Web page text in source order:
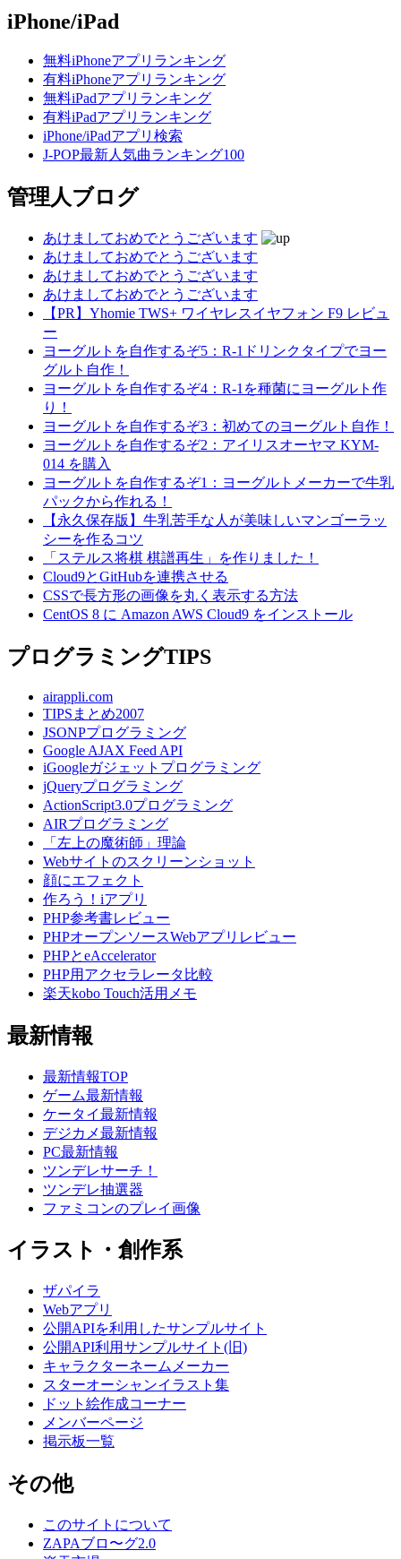
iPhone/iPad
無料iPhoneアプリランキング
有料iPhoneアプリランキング
無料iPadアプリランキング
有料iPadアプリランキング
iPhone/iPadアプリ検索
J-POP最新人気曲ランキング100
管理人ブログ
あけましておめでとうございます
あけましておめでとうございます
あけましておめでとうございます
あけましておめでとうございます
【PR】Yhomie TWS+ ワイヤレスイヤフォン F9 レビュ
ー
ヨーグルトを自作するぞ5：R-1ドリンクタイプでヨー
グルト自作！
ヨーグルトを自作するぞ4：R-1を種菌にヨーグルト作
り！
ヨーグルトを自作するぞ3：初めてのヨーグルト自作！
ヨーグルトを自作するぞ2：アイリスオーヤマ KYM-
014 を購入
ヨーグルトを自作するぞ1：ヨーグルトメーカーで牛乳
パックから作れる！
【永久保存版】牛乳苦手な人が美味しいマンゴーラッ
シーを作るコツ
「ステルス将棋 棋譜再生」を作りました！
Cloud9とGitHubを連携させる
CSSで長方形の画像を丸く表示する方法
CentOS 8 に Amazon AWS Cloud9 をインストール
プログラミングTIPS
airappli.com
TIPSまとめ2007
JSONPプログラミング
Google AJAX Feed API
iGoogleガジェットプログラミング
jQueryプログラミング
ActionScript3.0プログラミング
AIRプログラミング
「左上の魔術師」理論
Webサイトのスクリーンショット
顔にエフェクト
作ろう！iアプリ
PHP参考書レビュー
PHPオープンソースWebアプリレビュー
PHPとeAccelerator
PHP用アクセラレータ比較
楽天kobo Touch活用メモ
最新情報
最新情報TOP
ゲーム最新情報
ケータイ最新情報
デジカメ最新情報
PC最新情報
ツンデレサーチ！
ツンデレ抽選器
ファミコンのプレイ画像
イラスト・創作系
ザパイラ
Webアプリ
公開APIを利用したサンプルサイト
公開API利用サンプルサイト(旧)
キャラクターネームメーカー
スターオーシャンイラスト集
ドット絵作成コーナー
メンバーページ
掲示板一覧
その他
このサイトについて
ZAPAブロ〜グ2.0